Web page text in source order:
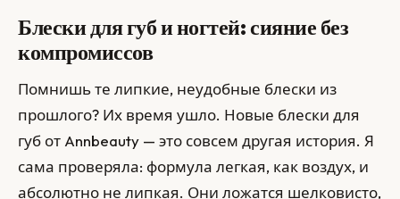
Блески для губ и ногтей: сияние без
компромиссов
Помнишь те липкие, неудобные блески из
прошлого? Их время ушло. Новые блески для
губ от Annbeauty — это совсем другая история. Я
сама проверяла: формула легкая, как воздух, и
абсолютно не липкая. Они ложатся шелковисто,